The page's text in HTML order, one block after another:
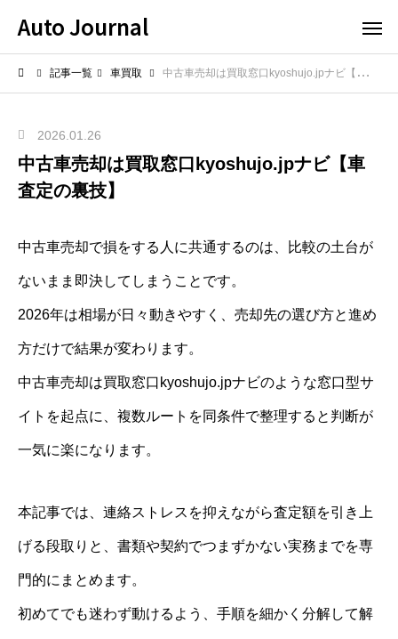
Auto Journal
記事一覧 車買取 中古車売却は買取窓口kyoshujo.jpナビ【車査定の裏技】
2026.01.26
中古車売却は買取窓口kyoshujo.jpナビ【車
査定の裏技】
中古車売却で損をする人に共通するのは、比較の土台が
ないまま即決してしまうことです。
2026年は相場が日々動きやすく、売却先の選び方と進め
方だけで結果が変わります。
中古車売却は買取窓口kyoshujo.jpナビのような窓口型サ
イトを起点に、複数ルートを同条件で整理すると判断が
一気に楽になります。
本記事では、連絡ストレスを抑えながら査定額を引き上
げる段取りと、書類や契約でつまずかない実務までを専
門的にまとめます。
初めてでも迷わず動けるよう、手順を細かく分解して解